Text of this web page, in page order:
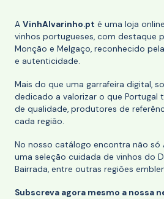
A VinhAlvarinho.pt é uma loja
vinhos portugueses, com destaque
Monção e Melgaço, reconhecido
e autenticidade.
Mais do que uma garrafeira digital,
dedicado a valorizar o que Portugal
de qualidade, produtores de
cada região.
No nosso catálogo encontra não só
uma seleção cuidada de vinhos do
Bairrada, entre outras regiões
Subscreva agora mesmo a nossa